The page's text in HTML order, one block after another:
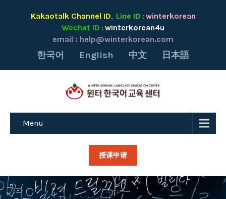
Kakaotalk Channel ID, Line ID : winterkorean
Wechat ID : winterkorean4u
email : help@winterkorean.com
한국어 English 中文 日本語
Menu
授课申请